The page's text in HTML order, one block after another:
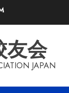
友会
JAPAN